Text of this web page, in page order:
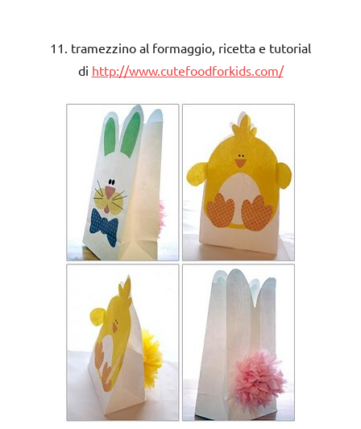
11. tramezzino al formaggio, ricetta e tutorial
di http://www.cutefoodforkids.com/